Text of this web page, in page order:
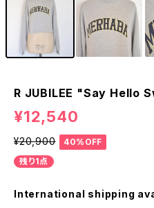
R JUBILEE "Say Hello
¥12,540
¥20,900
40%OFF
残り1点
International shipping